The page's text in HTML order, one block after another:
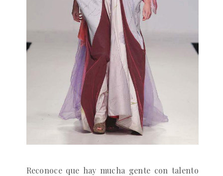
Reconoce que hay mucha gente con talento